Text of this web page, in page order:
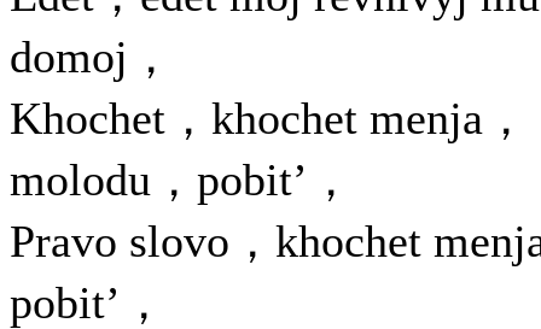
domoj，
Khochet，khochet menja，
molodu，pobit’，
Pravo slovo，khochet
pobit’，